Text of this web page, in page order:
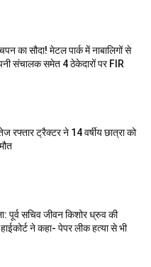
का सौदा! मेटल पार्क में नाबालिगों से
संचालक समेत 4 ठेकेदारों पर FIR
रफ्तार ट्रैक्टर ने 14 वर्षीय छात्रा को
पूर्व सचिव जीवन किशोर ध्रुव की
ने कहा- पेपर लीक हत्या से भी